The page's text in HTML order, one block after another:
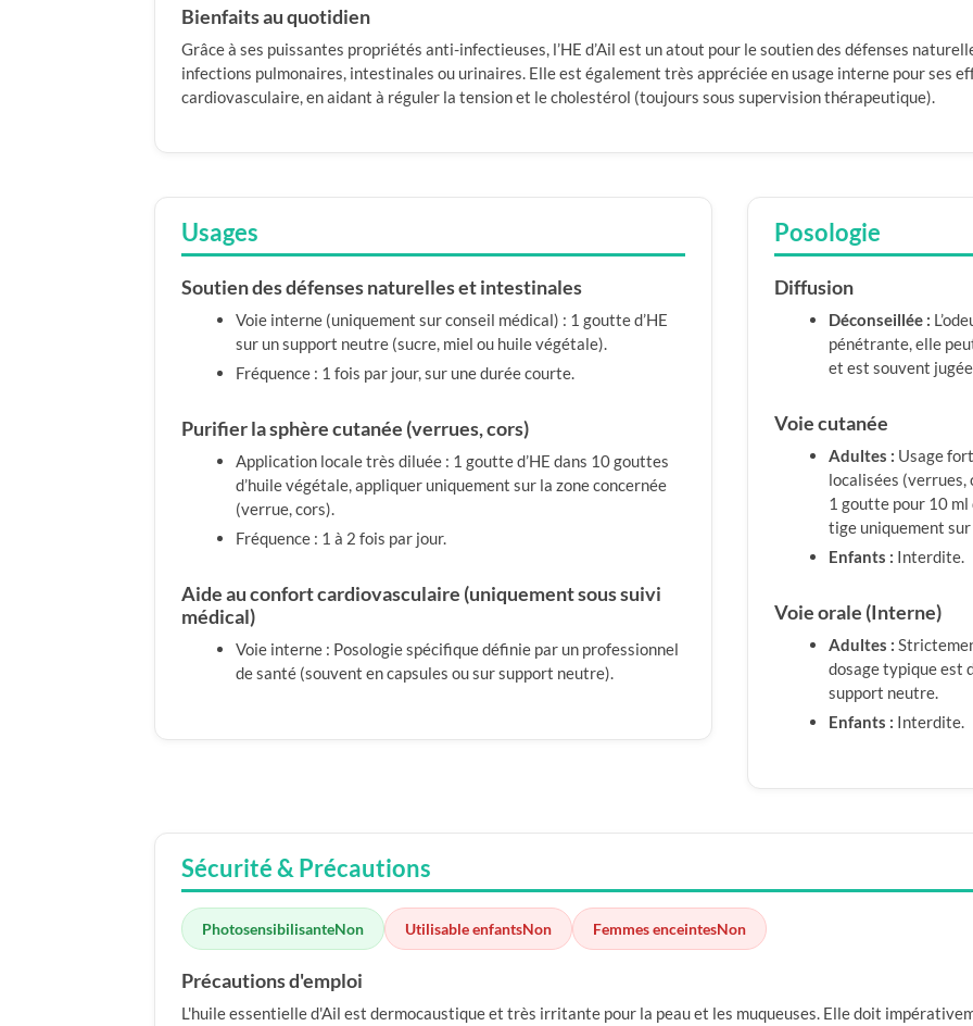
Bienfaits au quotidien
Grâce à ses puissantes propriétés anti-infectieuses, l’HE d’Ail est un atout pour le soutien des défenses
infections pulmonaires, intestinales ou urinaires. Elle est également très appréciée en usage interne pour ses
cardiovasculaire, en aidant à réguler la tension et le cholestérol (toujours sous supervision thérapeutique).
Usages
Soutien des défenses naturelles et intestinales
Voie interne (uniquement sur conseil médical) : 1 goutte d’HE
sur un support neutre (sucre, miel ou huile végétale).
Fréquence : 1 fois par jour, sur une durée courte.
Purifier la sphère cutanée (verrues, cors)
Application locale très diluée : 1 goutte d’HE dans 10 gouttes
d’huile végétale, appliquer uniquement sur la zone concernée
(verrue, cors).
Fréquence : 1 à 2 fois par jour.
Aide au confort cardiovasculaire (uniquement sous suivi
médical)
Voie interne : Posologie spécifique définie par un professionnel
de santé (souvent en capsules ou sur support neutre).
Posologie
Diffusion
Déconseillée :
pénétrante, elle
et est souvent
Voie cutanée
Adultes : Usage
localisées
1 goutte pour 10 ml
tige uniquement
Enfants : Interdite.
Voie orale (Interne)
Adultes :
dosage typique est
support neutre.
Enfants : Interdite.
Sécurité & Précautions
PhotosensibilisanteNon Utilisable enfantsNon Femmes enceintesNon
Précautions d'emploi
L'huile essentielle d'Ail est dermocaustique et très irritante pour la peau et les muqueuses. Elle doit